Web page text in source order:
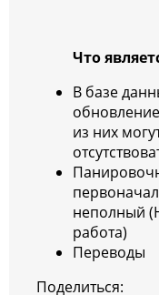
Что
В базе
из них
неполный
работа)
Переводы
Поделиться: